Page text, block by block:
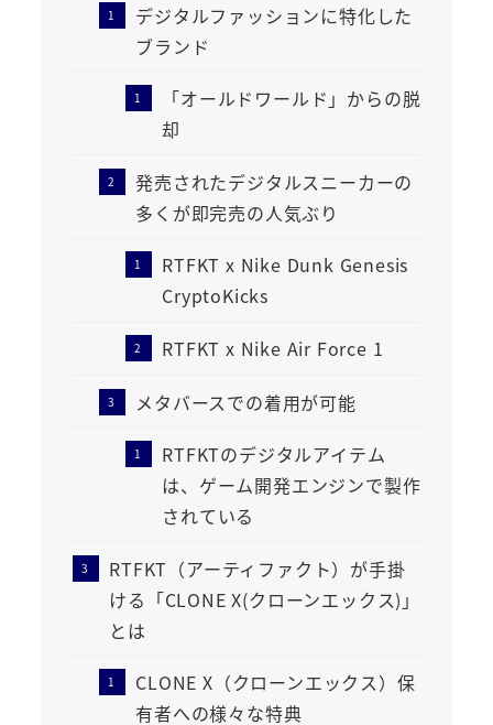
デジタルファッションに特化した
ブランド
「オールドワールド」からの脱
却
発売されたデジタルスニーカーの
多くが即完売の人気ぶり
RTFKT x Nike Dunk Genesis
CryptoKicks
RTFKT x Nike Air Force 1
メタバースでの着用が可能
RTFKTのデジタルアイテム
は、ゲーム開発エンジンで製作
されている
RTFKT（アーティファクト）が手掛
ける「CLONE X(クローンエックス)」
とは
CLONE X（クローンエックス）保
有者への様々な特典